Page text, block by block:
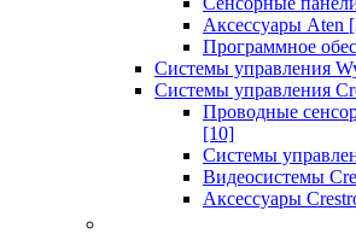
Аксессуары Aten
Программное
Системы управления
Системы управления
Проводные
[10]
Системы
Видеосистемы
Аксессуары